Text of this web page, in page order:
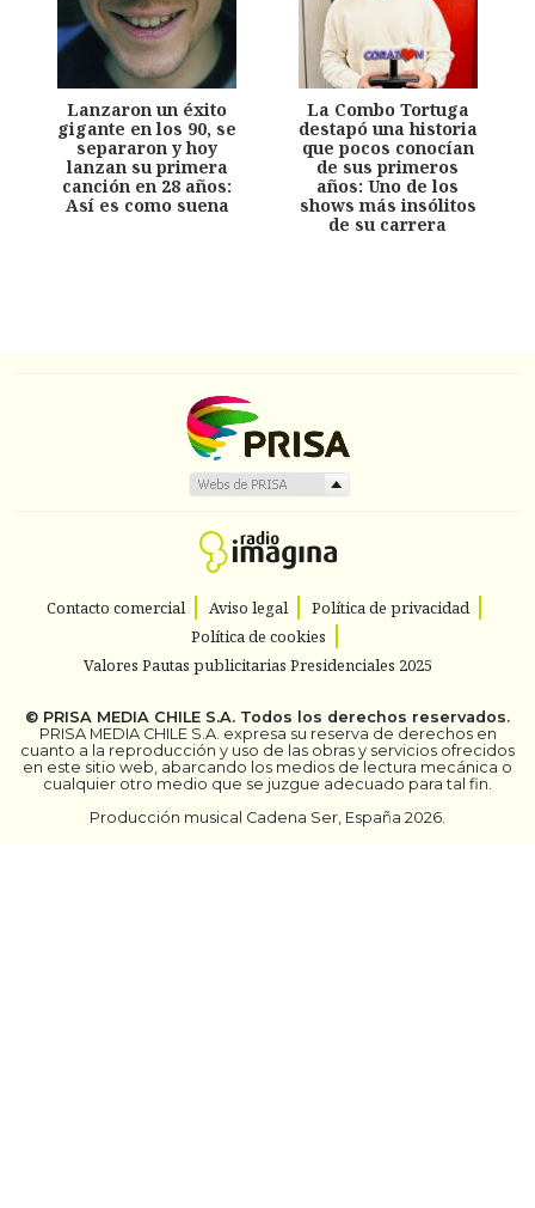
Lanzaron un éxito
gigante en los 90, se
separaron y hoy
lanzan su primera
canción en 28 años:
Así es como suena
La Combo Tortuga
destapó una historia
que pocos conocían
de sus primeros
años: Uno de los
shows más insólitos
de su carrera
Contacto comercial Aviso legal
Política de privacidad
Política de cookies
Valores Pautas publicitarias Presidenciales 2025
© PRISA MEDIA CHILE S.A. Todos los derechos reservados.
PRISA MEDIA CHILE S.A. expresa su reserva de derechos en
cuanto a la reproducción y uso de las obras y servicios ofrecidos
en este sitio web, abarcando los medios de lectura mecánica o
cualquier otro medio que se juzgue adecuado para tal fin.
Producción musical Cadena Ser, España 2026.